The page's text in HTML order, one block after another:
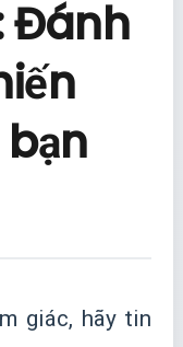
Đánh
giác, hãy tin